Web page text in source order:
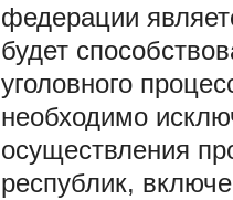
федерации
будет
уголовного
необходимо
осуществления
республик,